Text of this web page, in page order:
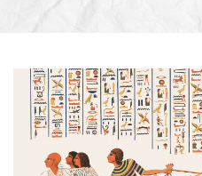
創造美好生活
職場商業經濟
影片專區